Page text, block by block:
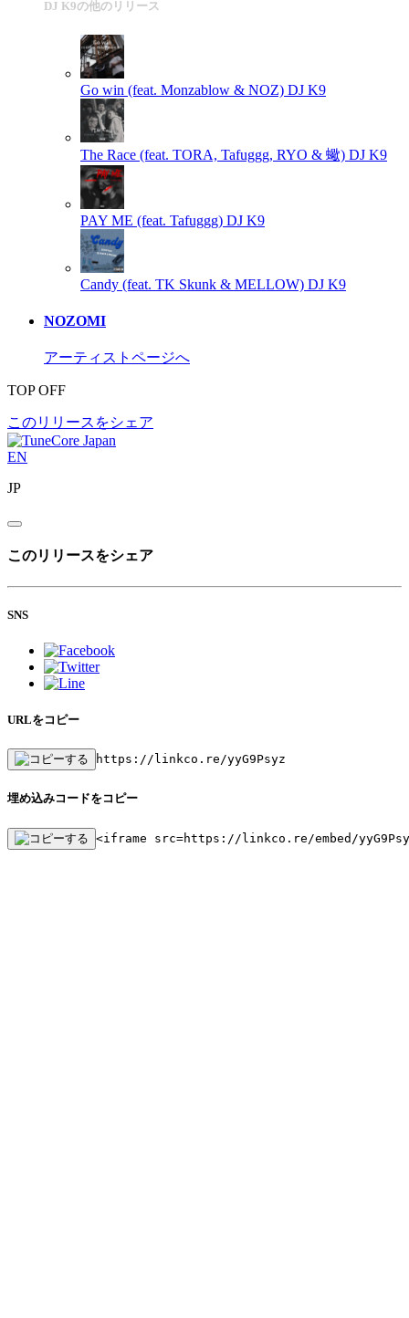
DJ K9の他のリリース
Go win (feat. Monzablow & NOZ) DJ K9
The Race (feat. TORA, Tafuggg, RYO & 蠍) DJ K9
PAY ME (feat. Tafuggg) DJ K9
Candy (feat. TK Skunk & MELLOW) DJ K9
NOZOMI
アーティストページへ
TOP OFF
このリリースをシェア
EN
JP
このリリースをシェア
SNS
URLをコピー
https://linkco.re/yyG9Psyz
埋め込みコードをコピー
<iframe src=https://linkco.re/embed/